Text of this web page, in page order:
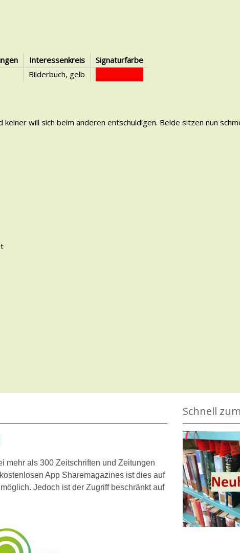
Interessenkreis
Signaturfarbe
Bilderbuch, gelb
will sich beim anderen entschuldigen. Beide sitzen nun
mehr als 300 Zeitschriften und Zeitungen
App Sharemagazines ist dies auf
Jedoch ist der Zugriff beschränkt auf
Schnell